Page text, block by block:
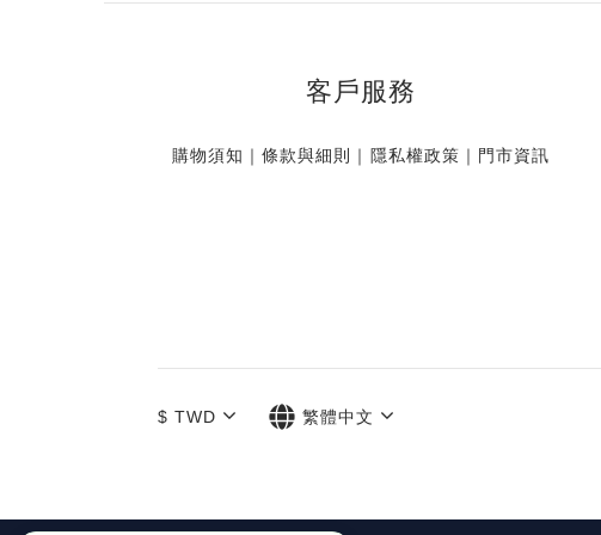
客戶服務
購物須知 ｜條款與細則 ｜ 隱私權政策 ｜ 門市資訊
$ TWD 繁體中文